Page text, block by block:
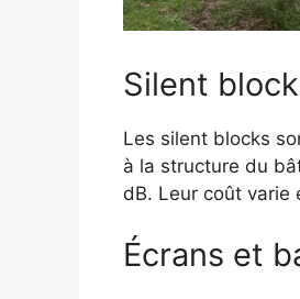
Silent
Les silent blocks
à la structure du
dB. Leur coût varie
Écrans et